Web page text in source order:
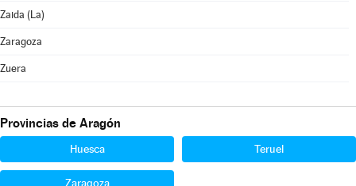
Zaida (La)
Zaragoza
Zuera
Provincias de Aragón
Huesca Teruel
Zaragoza